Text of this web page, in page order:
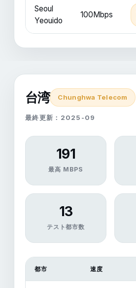
Seoul
Yeouido
100Mbps
台湾 Chunghwa Telecom
最終更新：2025-09
191
最高 MBPS
13
テスト都市数
都市 速度